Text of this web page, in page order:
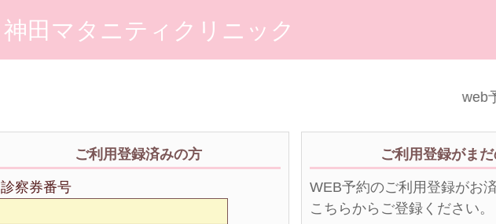
神田マタニティクリニック
web
ご利用登録済みの方
診察券番号
ご利用登録がま
WEB予約のご利用登録がお
こちらからご登録ください。